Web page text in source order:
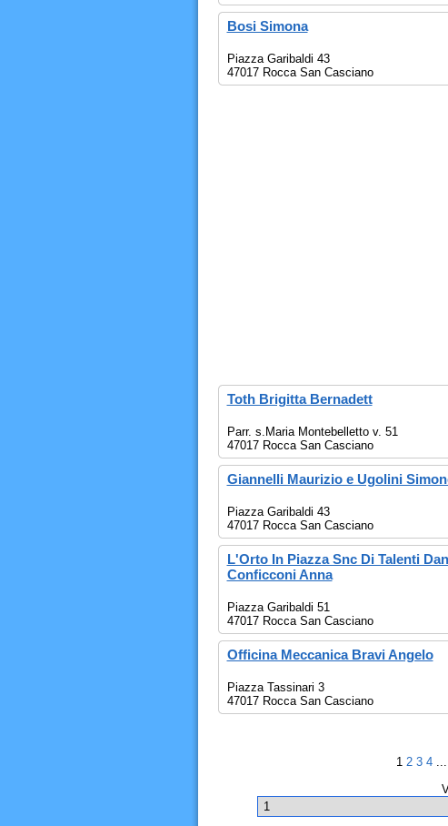
Bosi Simona
Piazza Garibaldi 43
47017 Rocca San Casciano
Toth Brigitta Bernadett
Parr. s.Maria Montebelletto v. 51
47017 Rocca San Casciano
Giannelli Maurizio e Ugolini
Piazza Garibaldi 43
47017 Rocca San Casciano
L'Orto In Piazza Snc Di Talenti
Conficconi Anna
Piazza Garibaldi 51
47017 Rocca San Casciano
Officina Meccanica Bravi Angelo
Piazza Tassinari 3
47017 Rocca San Casciano
1 2 3 4 ...